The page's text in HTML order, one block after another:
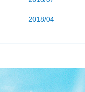
2018/04